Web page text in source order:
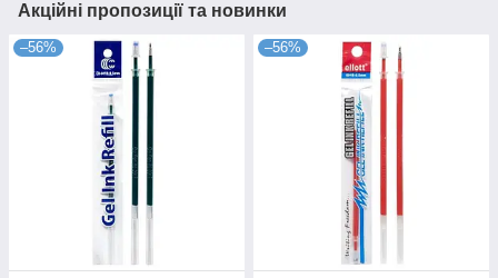
Акційні пропозиції та новинки
–56% –56%